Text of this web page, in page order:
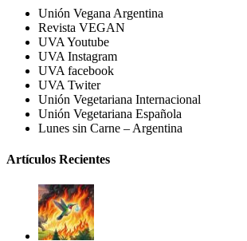
Unión Vegana Argentina
Revista VEGAN
UVA Youtube
UVA Instagram
UVA facebook
UVA Twiter
Unión Vegetariana Internacional
Unión Vegetariana Española
Lunes sin Carne – Argentina
Artículos Recientes